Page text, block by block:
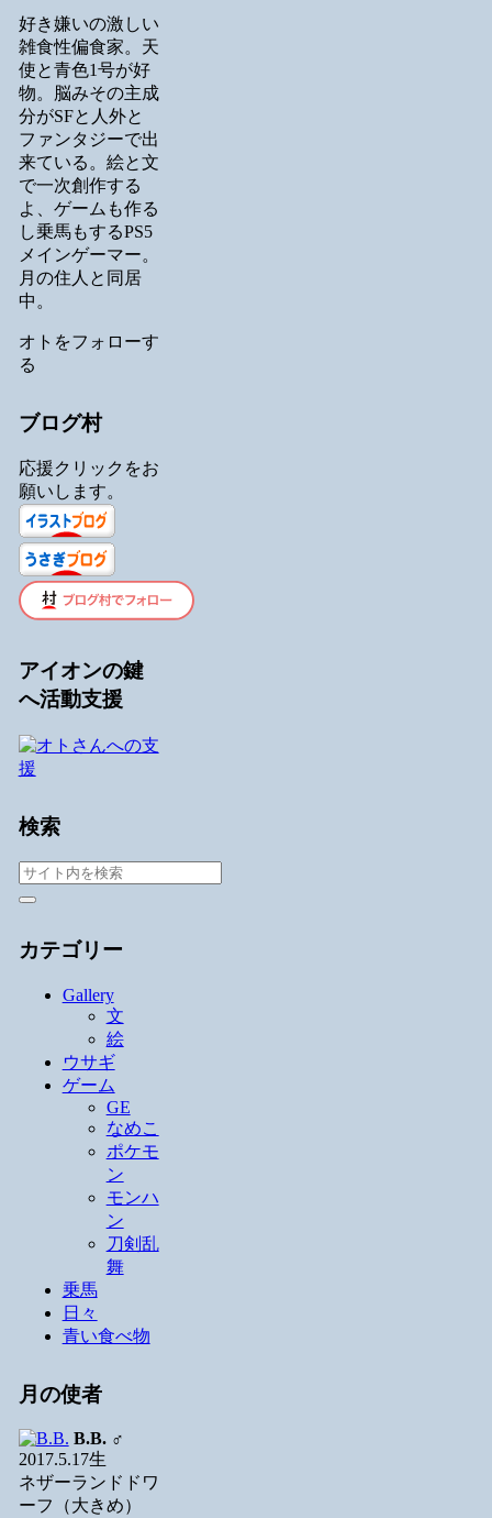
好き嫌いの激しい
雑食性偏食家。天
使と青色1号が好
物。脳みその主成
分がSFと人外と
ファンタジーで出
来ている。絵と文
で一次創作する
よ、ゲームも作る
し乗馬もするPS5
メインゲーマー。
月の住人と同居
中。
オトをフォローす
る
ブログ村
応援クリックをお
願いします。
アイオンの鍵
へ活動支援
検索
カテゴリー
Gallery
文
絵
ウサギ
ゲーム
GE
なめこ
ポケモ
ン
モンハ
ン
刀剣乱
舞
乗馬
日々
青い食べ物
月の使者
B.B.♂
2017.5.17生
ネザーランドドワ
ーフ（大きめ）